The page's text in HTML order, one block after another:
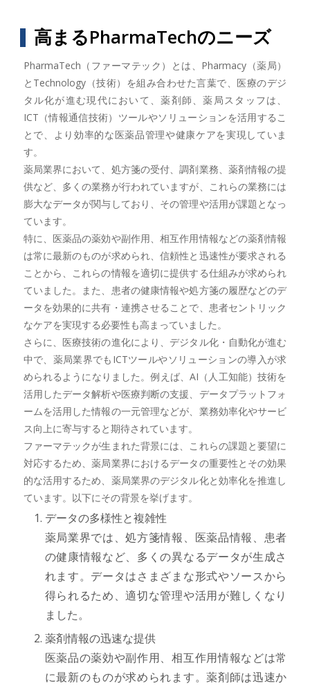
高まるPharmaTechのニーズ
PharmaTech（ファーマテック）とは、Pharmacy（薬局）
とTechnology（技術）を組み合わせた言葉で、医療のデジ
タル化が進む現代において、薬剤師、薬局スタッフは、
ICT（情報通信技術）ツールやソリューションを活用するこ
とで、より効率的な医薬品管理や健康ケアを実現していま
す。
薬局業界において、処方箋の受付、調剤業務、薬剤情報の提
供など、多くの業務が行われていますが、これらの業務には
膨大なデータが関与しており、その管理や活用が課題となっ
ています。
特に、医薬品の薬効や副作用、相互作用情報などの薬剤情報
は常に最新のものが求められ、信頼性と迅速性が要求される
ことから、これらの情報を適切に提供する仕組みが求められ
ていました。また、患者の健康情報や処方箋の履歴などのデ
ータを効果的に共有・連携させることで、患者セントリック
なケアを実現する必要性も高まっていました。
さらに、医療技術の進化により、デジタル化・自動化が進む
中で、薬局業界でもICTツールやソリューションの導入が求
められるようになりました。例えば、AI（人工知能）技術を
活用したデータ解析や医療判断の支援、データプラットフォ
ームを活用した情報の一元管理などが、業務効率化やサービ
ス向上に寄与すると期待されています。
ファーマテックが生まれた背景には、これらの課題と要望に
対応するため、薬局業界におけるデータの重要性とその効果
的な活用するため、薬局業界のデジタル化と効率化を推進し
ています。以下にその背景を挙げます。
データの多様性と複雑性
薬局業界では、処方箋情報、医薬品情報、患者
の健康情報など、多くの異なるデータが生成さ
れます。データはさまざまな形式やソースから
得られるため、適切な管理や活用が難しくなり
ました。
薬剤情報の迅速な提供
医薬品の薬効や副作用、相互作用情報などは常
に最新のものが求められます。薬剤師は迅速か